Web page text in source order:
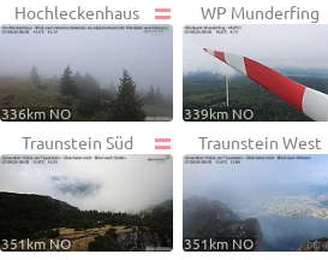
Hochleckenhaus
336km NO
WP Munderfing
339km NO
Traunstein Süd
351km NO
Traunstein West
351km NO